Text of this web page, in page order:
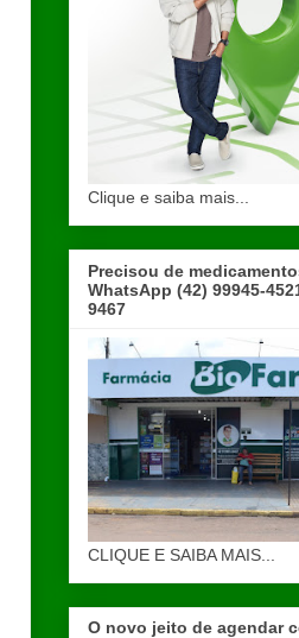
Clique e saiba mais...
Precisou de
WhatsApp (42) 99945-
9467
CLIQUE E SAIBA MAIS...
O novo jeito de agendar